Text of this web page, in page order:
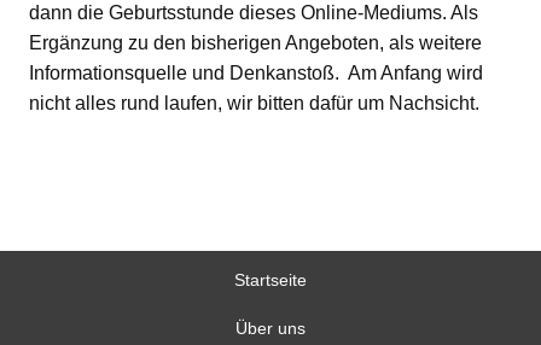
dann die Geburtsstunde dieses Online-Mediums. Als
Ergänzung zu den bisherigen Angeboten, als weitere
Informationsquelle und Denkanstoß. Am Anfang wird
nicht alles rund laufen, wir bitten dafür um Nachsicht.
Startseite
Über uns